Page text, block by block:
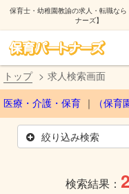
保育士・幼稚園教諭の求人・転職なら
ナーズ】
トップ 求人検索画面
医療・介護・保育 （保
絞り込み検索
検索結果： 2